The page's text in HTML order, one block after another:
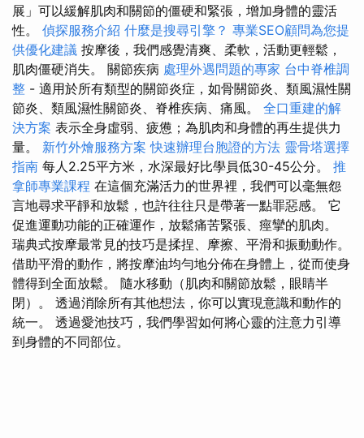
展」可以緩解肌肉和關節的僵硬和緊張，增加身體的靈活
性。 偵探服務介紹 什麼是搜尋引擎？ 專業SEO顧問為您提
供優化建議 按摩後，我們感覺清爽、柔軟，活動更輕鬆，
肌肉僵硬消失。 關節疾病 處理外遇問題的專家 台中脊椎調
整 - 適用於所有類型的關節炎症，如骨關節炎、類風濕性關
節炎、類風濕性關節炎、脊椎疾病、痛風。 全口重建的解
決方案 表示全身虛弱、疲憊；為肌肉和身體的再生提供力
量。 新竹外燴服務方案 快速辦理台胞證的方法 靈骨塔選擇
指南 每人2.25平方米，水深最好比學員低30-45公分。 推
拿師專業課程 在這個充滿活力的世界裡，我們可以毫無怨
言地尋求平靜和放鬆，也許往往只是帶著一點罪惡感。 它
促進運動功能的正確運作，放鬆痛苦緊張、痙攣的肌肉。
瑞典式按摩最常見的技巧是揉捏、摩擦、平滑和振動動作。
借助平滑的動作，將按摩油均勻地分佈在身體上，從而使身
體得到全面放鬆。 隨水移動（肌肉和關節放鬆，眼睛半
閉）。 透過消除所有其他想法，你可以實現意識和動作的
統一。 透過愛池技巧，我們學習如何將心靈的注意力引導
到身體的不同部位。